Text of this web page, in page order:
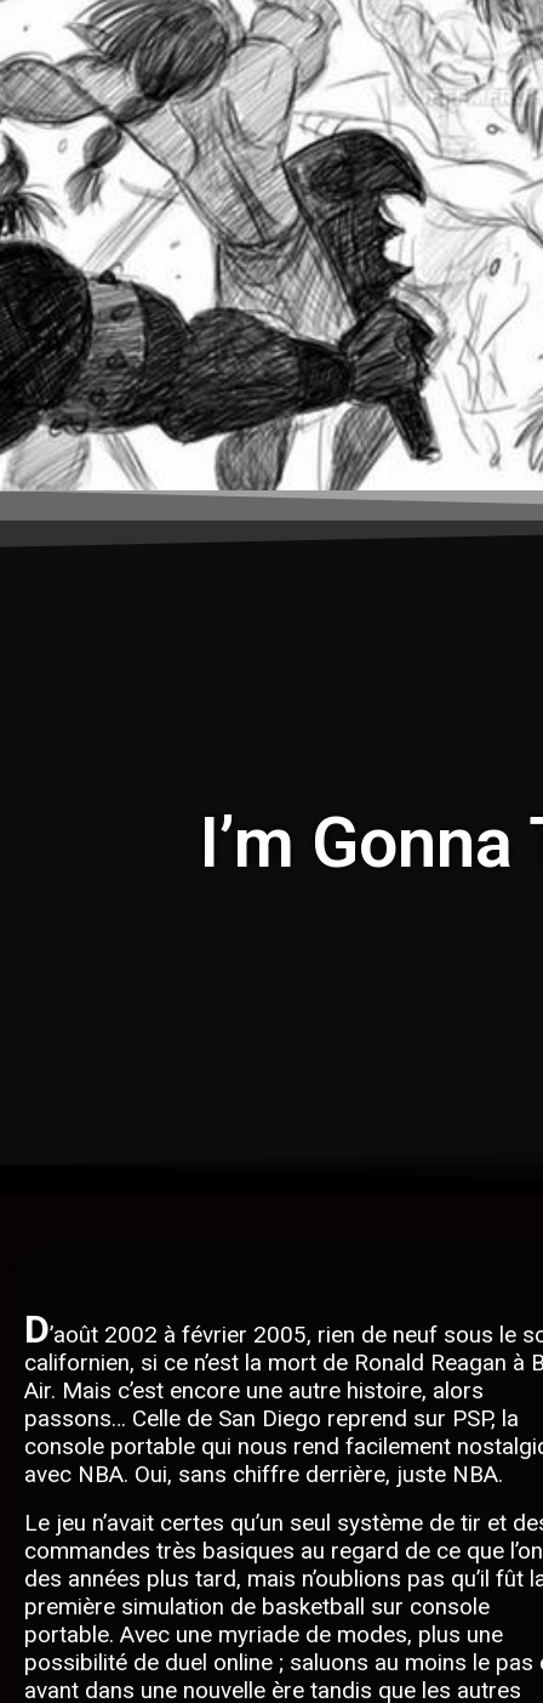
I’m
D’août 2002 à février 2005, rien de neuf sous le
californien, si ce n’est la mort de Ronald Reagan à
Air. Mais c’est encore une autre histoire, alors
passons… Celle de San Diego reprend sur PSP, la
console portable qui nous rend facilement
avec NBA. Oui, sans chiffre derrière, juste NBA.
Le jeu n’avait certes qu’un seul système de tir et
commandes très basiques au regard de ce que
des années plus tard, mais n’oublions pas qu’il fût
première simulation de basketball sur console
portable. Avec une myriade de modes, plus une
possibilité de duel online ; saluons au moins le pas
avant dans une nouvelle ère tandis que les autres